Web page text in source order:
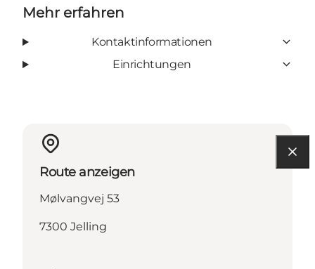
Mehr erfahren
Kontaktinformationen
Einrichtungen
Route anzeigen
Mølvangvej 53
7300 Jelling